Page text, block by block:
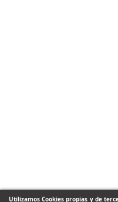
Utilizamos Cookies propias y de